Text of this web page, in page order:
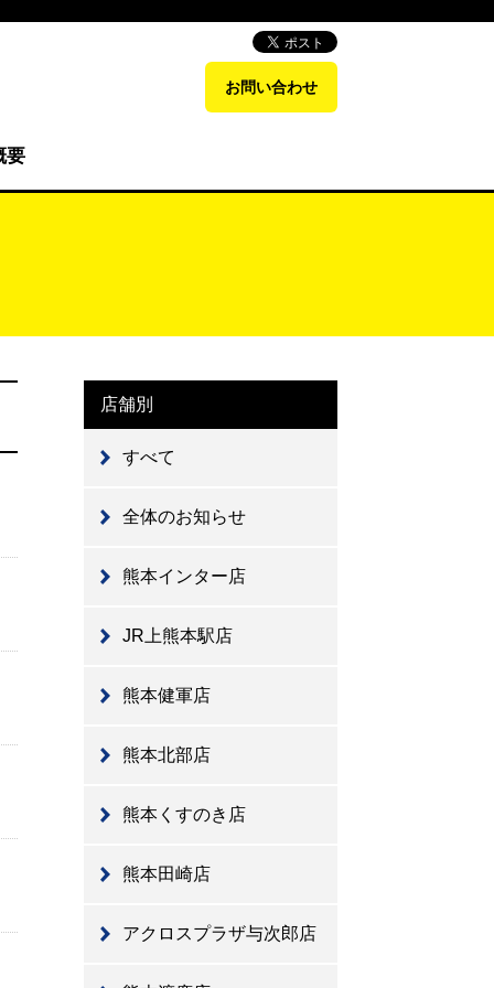
お問い合わせ
要
店舗別
すべて
全体のお知らせ
熊本インター店
JR上熊本駅店
熊本健軍店
熊本北部店
熊本くすのき店
熊本田崎店
アクロスプラザ与次郎店